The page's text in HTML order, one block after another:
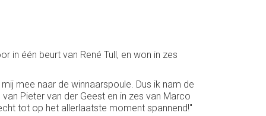
in één beurt van René Tull, en won in zes
mee naar de winnaarspoule. Dus ik nam de
Pieter van der Geest en in zes van Marco
tot op het allerlaatste moment spannend!"